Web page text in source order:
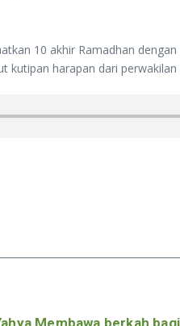
10 akhir Ramadhan
kutipan harapan dari
Membawa berkah bagi